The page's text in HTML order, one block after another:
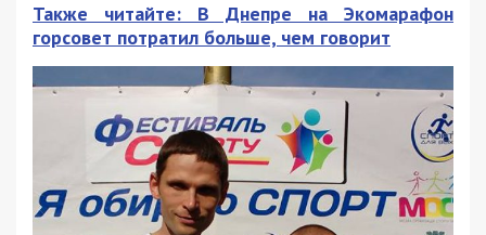
Также читайте: В Днепре на Экомарафон
горсовет потратил больше, чем говорит